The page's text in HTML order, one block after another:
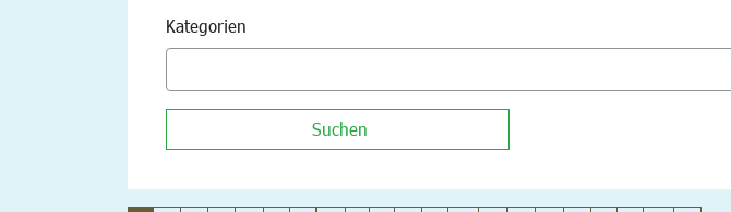
Kategorien
Suchen